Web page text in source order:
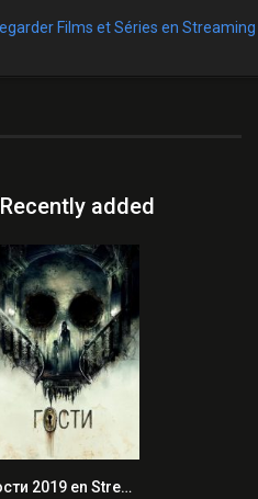
Recently added
4.1
Гости 2019 en Streaming HD Gratuit !